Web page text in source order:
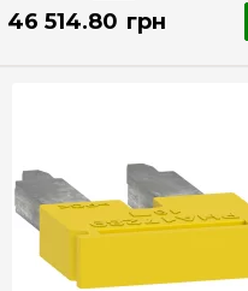
46 514.80 грн